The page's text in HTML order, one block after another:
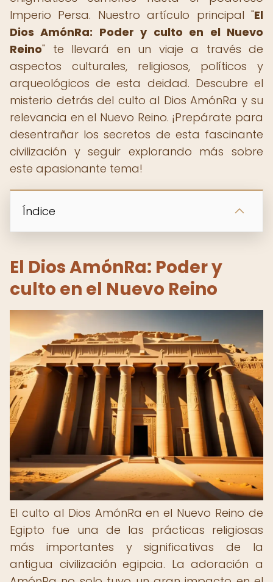
Imperio Persa. Nuestro artículo principal "El
Dios AmónRa: Poder y culto en el Nuevo
Reino" te llevará en un viaje a través de
aspectos culturales, religiosos, políticos y
arqueológicos de esta deidad. Descubre el
misterio detrás del culto al Dios AmónRa y su
relevancia en el Nuevo Reino. ¡Prepárate para
desentrañar los secretos de esta fascinante
civilización y seguir explorando más sobre
este apasionante tema!
Índice
El Dios AmónRa: Poder y
culto en el Nuevo Reino
El culto al Dios AmónRa en el Nuevo Reino de
Egipto fue una de las prácticas religiosas
más importantes y significativas de la
antigua civilización egipcia. La adoración a